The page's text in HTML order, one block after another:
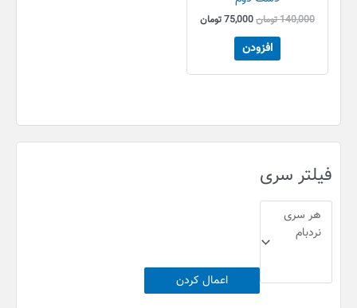
فیلتر سری
اعمال کردن
140,000تومان75,000تومان
افزودن